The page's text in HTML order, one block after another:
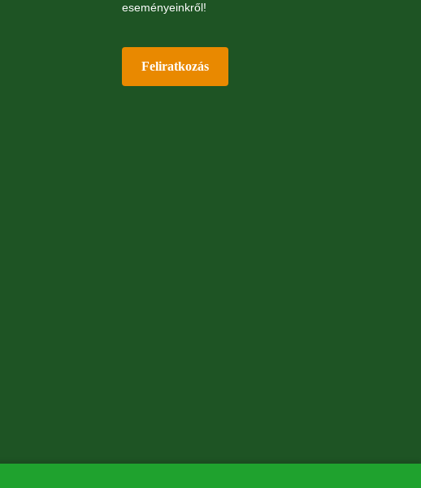
eseményeinkről!
Feliratkozás